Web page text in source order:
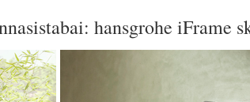
hansgrohe iFrame